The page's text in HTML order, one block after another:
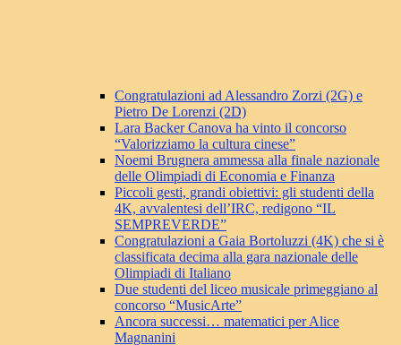
Congratulazioni ad Alessandro Zorzi (2G) e
Pietro De Lorenzi (2D)
Lara Backer Canova ha vinto il concorso
“Valorizziamo la cultura cinese”
Noemi Brugnera ammessa alla finale nazionale
delle Olimpiadi di Economia e Finanza
Piccoli gesti, grandi obiettivi: gli studenti della
4K, avvalentesi dell’IRC, redigono “IL
SEMPREVERDE”
Congratulazioni a Gaia Bortoluzzi (4K) che si è
classificata decima alla gara nazionale delle
Olimpiadi di Italiano
Due studenti del liceo musicale primeggiano al
concorso “MusicArte”
Ancora successi… matematici per Alice
Magnanini